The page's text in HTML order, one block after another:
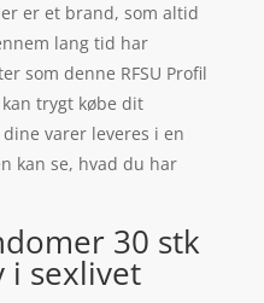
er et brand, som altid
lang tid har
som denne RFSU Profil
trygt købe dit
varer leveres i en
kan se, hvad du har
30 stk
i sexlivet